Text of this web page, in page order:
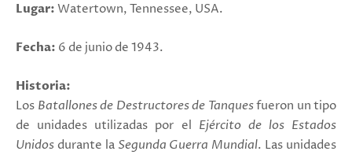
Lugar: Watertown, Tennessee, USA.
Fecha: 6 de junio de 1943.
Historia:
Los Batallones de Destructores de Tanquesfueron un tipo
de unidades utilizadas por el Ejército de los Estados
Unidos durante la Segunda Guerra Mundial. Las unidades